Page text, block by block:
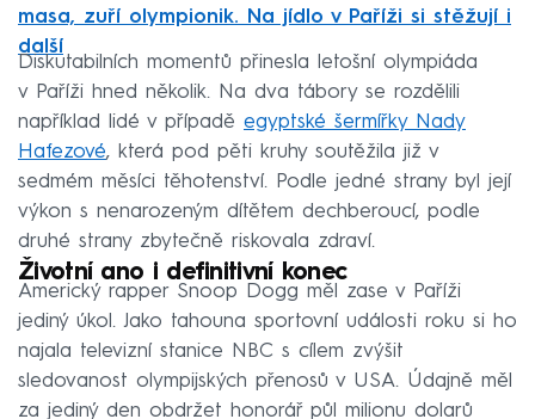
masa, zuří olympionik. Na jídlo v Paříži si stěžují i
další
Diskutabilních momentů přinesla letošní olympiáda
v Paříži hned několik. Na dva tábory se rozdělili
například lidé v případě egyptské šermířky Nady
Hafezové, která pod pěti kruhy soutěžila již v
sedmém měsíci těhotenství. Podle jedné strany byl její
výkon s nenarozeným dítětem dechberoucí, podle
druhé strany zbytečně riskovala zdraví.
Životní ano i definitivní konec
Americký rapper Snoop Dogg měl zase v Paříži
jediný úkol. Jako tahouna sportovní události roku si ho
najala televizní stanice NBC s cílem zvýšit
sledovanost olympijských přenosů v USA. Údajně měl
za jediný den obdržet honorář půl milionu dolarů